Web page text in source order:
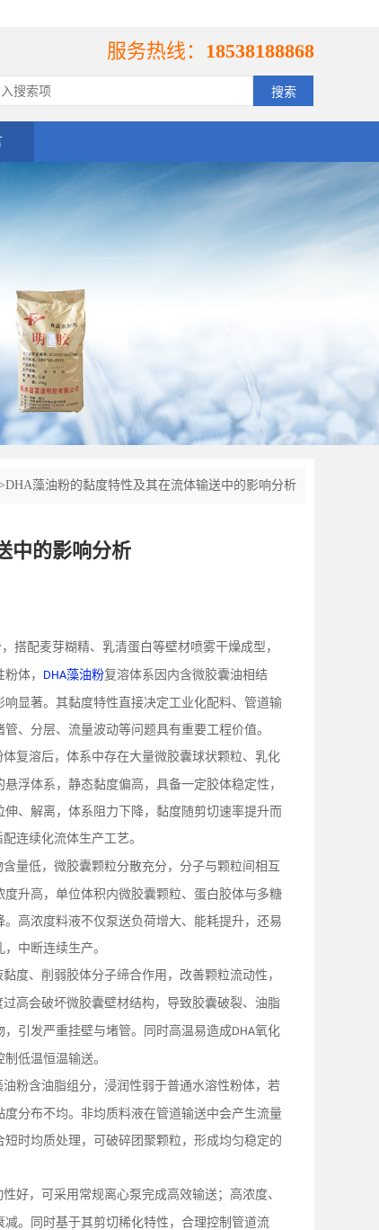
服务热线： 18538188868
DHA藻油粉的黏度特性及其在流体输送中的影响分析
中的影响分析
搭配麦芽糊精、乳清蛋白等壁材喷雾干燥成型，
体， DHA藻油粉复溶体系因内含微胶囊油相结
显著。其黏度特性直接决定工业化配料、管道输
、分层、流量波动等问题具有重要工程价值。
复溶后，体系中存在大量微胶囊球状颗粒、乳化
浮体系，静态黏度偏高，具备一定胶体稳定性，
、解离，体系阻力下降，黏度随剪切速率提升而
连续化流体生产工艺。
量低，微胶囊颗粒分散充分，分子与颗粒间相互
升高，单位体积内微胶囊颗粒、蛋白胶体与多糖
高浓度料液不仅泵送负荷增大、能耗提升，还易
中断连续生产。
度、削弱胶体分子缔合作用，改善颗粒流动性，
高会破坏微胶囊壁材结构，导致胶囊破裂、油脂
引发严重挂壁与堵管。同时高温易造成DHA氧化
低温恒温输送。
油粉含油脂组分，浸润性弱于普通水溶性粉体，若
分布不均。非均质料液在管道输送中会产生流量
时均质处理，可破碎团聚颗粒，形成均匀稳定的
好，可采用常规离心泵完成高效输送；高浓度、
。同时基于其剪切稀化特性，合理控制管道流